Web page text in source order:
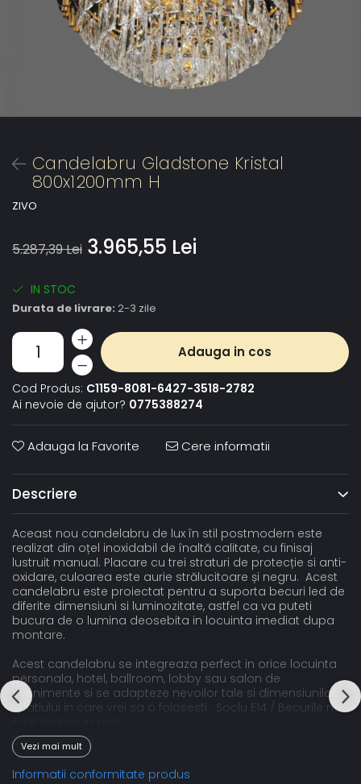
Candelabru Gladstone Kristal
800x1200mm H
ZIVO
5.287,39 Lei 3.965,55 Lei
IN STOC
Durata de livrare: 2-3 zile
Adauga in cos
Cod Produs: C1159-8081-6427-3518-2782
Ai nevoie de ajutor? 0775388274
Adauga la Favorite Cere informatii
Descriere
Aceast nou candelabru de lux în stil postmodern este
realizat din oțel inoxidabil de înaltă calitate, cu finisaj
lustruit manual. Placare cu trei straturi de protecție si anti-
oxidare, culoarea este aurie strălucitoare și negru. Acest
candelabru este proiectat pentru a suporta becuri led de
diferite dimensiuni si luminozitate, astfel ca va puteti
bucura de o lumina deosebita in locuinta imediat dupa
montare.
Acest candelabru se integreaza perfect in orice locuinta
personala, hotel, ballroom, lobby sau salon de
evenimente si se adapteze nevoilor tale si dimensiunilor
spatiului in care vrei sa o folosesti. Soclu E14 / Becurile nu
Putere Max 40W / Fasung
Alimentare 220V
Dimensiune: 80cmx120cm H
Vezi mai mult
Informatii conformitate produs